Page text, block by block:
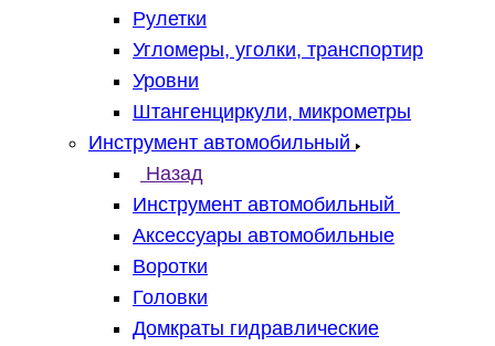
Рулетки
Угломеры, уголки, транспортир
Уровни
Штангенциркули, микрометры
Инструмент автомобильный
Назад
Инструмент автомобильный
Аксессуары автомобильные
Воротки
Головки
Домкраты гидравлические